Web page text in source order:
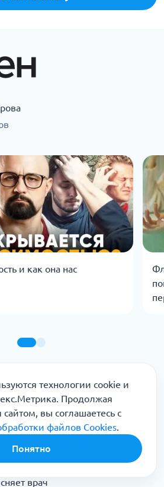
и как она нас
оздоравливают тело и
Объясняет врач
похудеть: мнение врача
анемия: симптомы,
врач
технологии cookie и
Продолжая
сайтом, вы соглашаетесь с
файлов Cookies.
Понятно